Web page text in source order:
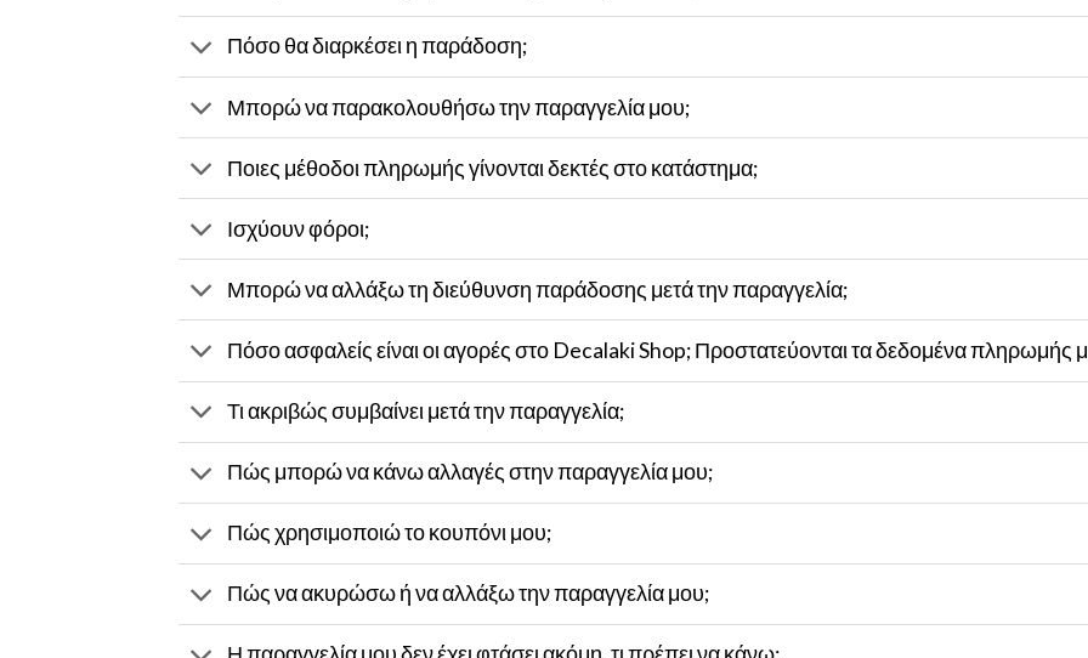
Πόσο θα διαρκέσει η παράδοση;
Μπορώ να παρακολουθήσω την παραγγελία μου;
Ποιες μέθοδοι πληρωμής γίνονται δεκτές στο κατάστημα;
Ισχύουν φόροι;
Μπορώ να αλλάξω τη διεύθυνση παράδοσης μετά την παραγγελία;
Πόσο ασφαλείς είναι οι αγορές στο Decalaki Shop; Προστατεύονται τα δεδομένα πληρωμής
Τι ακριβώς συμβαίνει μετά την παραγγελία;
Πώς μπορώ να κάνω αλλαγές στην παραγγελία μου;
Πώς χρησιμοποιώ το κουπόνι μου;
Πώς να ακυρώσω ή να αλλάξω την παραγγελία μου;